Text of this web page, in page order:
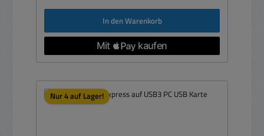
In den Warenkorb
Nur 4 auf Lager!